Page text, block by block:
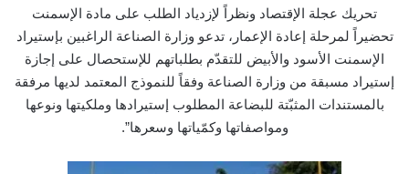
تحريك عجلة الإقتصاد ونظراً لإزدياد الطلب على مادة الإسمنت
تحضيراً لمرحلة إعادة الإعمار، تدعو وزارة الصناعة الراغبين بإستيراد
الإسمنت الأسود والأبيض للتقدّم بطلباتهم للإستحصال على إجازة
إستيراد مسبقة من وزارة الصناعة وفقاً للنموذج المعتمد لديها مرفقة
بالمستندات المثبّتة للبضاعة المطلوب إستيرادها وملكيتها ونوعها
ومواصفاتها وكمّياتها وسعرها”.